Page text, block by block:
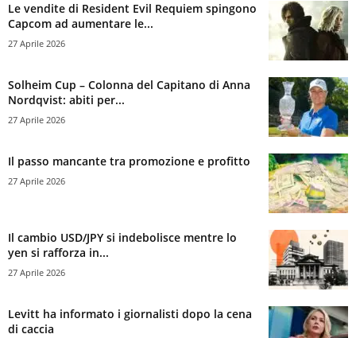
Le vendite di Resident Evil Requiem spingono
Capcom ad aumentare le...
27 Aprile 2026
Solheim Cup – Colonna del Capitano di Anna
Nordqvist: abiti per...
27 Aprile 2026
Il passo mancante tra promozione e profitto
27 Aprile 2026
Il cambio USD/JPY si indebolisce mentre lo
yen si rafforza in...
27 Aprile 2026
Levitt ha informato i giornalisti dopo la cena
di caccia